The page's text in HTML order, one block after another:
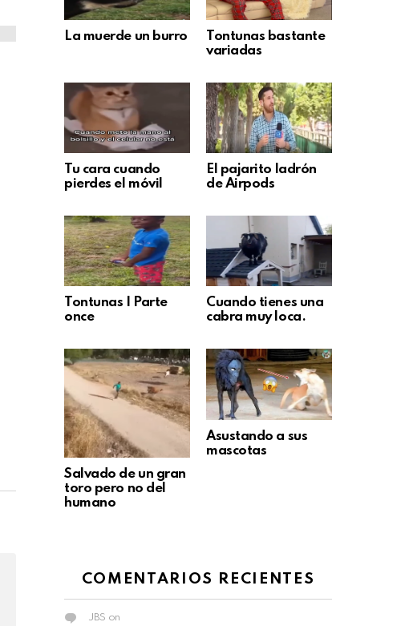
La muerde un burro
Tontunas bastante
variadas
Tu cara cuando
pierdes el móvil
El pajarito ladrón
de Airpods
Tontunas | Parte
once
Cuando tienes una
cabra muy loca.
Salvado de un gran
toro pero no del
humano
Asustando a sus
mascotas
COMENTARIOS RECIENTES
JBS on